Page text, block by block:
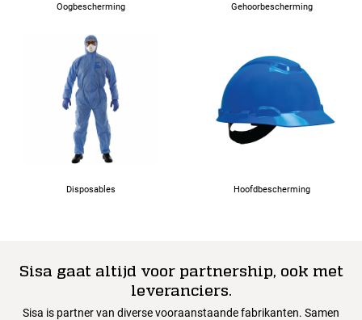
Oogbescherming Gehoorbescherming
Disposables Hoofdbescherming
Sisa gaat altijd voor partnership, ook met
leveranciers.
Sisa is partner van diverse vooraanstaande fabrikanten. Samen